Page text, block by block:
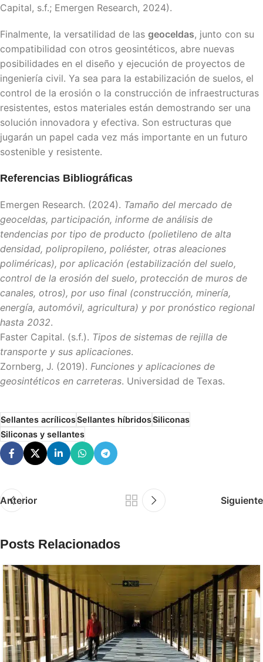
Capital, s.f.; Emergen Research, 2024).
Finalmente, la versatilidad de las geoceldas, junto con su
compatibilidad con otros geosintéticos, abre nuevas
posibilidades en el diseño y ejecución de proyectos de
ingeniería civil. Ya sea para la estabilización de suelos, el
control de la erosión o la construcción de infraestructuras
resistentes, estos materiales están demostrando ser una
solución innovadora y efectiva. Son estructuras que
jugarán un papel cada vez más importante en un futuro
sostenible y resistente.
Referencias Bibliográficas
Emergen Research. (2024). Tamaño del mercado de
geoceldas, participación, informe de análisis de
tendencias por tipo de producto (polietileno de alta
densidad, polipropileno, poliéster, otras aleaciones
poliméricas), por aplicación (estabilización del suelo,
control de la erosión del suelo, protección de muros de
canales, otros), por uso final (construcción, minería,
energía, automóvil, agricultura) y por pronóstico regional
hasta 2032.
Faster Capital. (s.f.). Tipos de sistemas de rejilla de
transporte y sus aplicaciones.
Zornberg, J. (2019). Funciones y aplicaciones de
geosintéticos en carreteras. Universidad de Texas.
Sellantes acrílicosSellantes híbridosSiliconas
Siliconas y sellantes
Anterior Siguiente
Posts Relacionados